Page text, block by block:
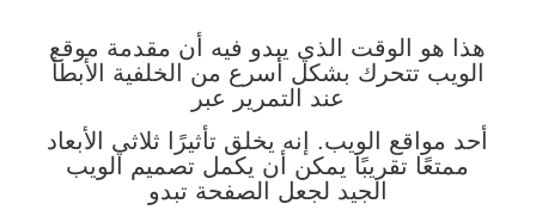
هذا هو الوقت الذي يبدو فيه أن مقدمة موقع
الويب تتحرك بشكل أسرع من الخلفية الأبطأ
عند التمرير عبر
أحد مواقع الويب. إنه يخلق تأثيرًا ثلاثي الأبعاد
ممتعًا تقريبًا يمكن أن يكمل تصميم الويب
الجيد لجعل الصفحة تبدو